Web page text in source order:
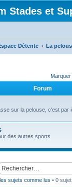
Stades et
Détente La
Forum
sur la pelouse, c'est par
des autres sports
sujets comme lus • 0